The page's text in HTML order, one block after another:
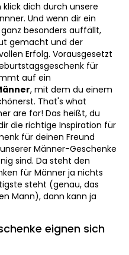
dich durch unsere
Und wenn dir ein
besonders auffällt,
gemacht und der
Erfolg. Vorausgesetzt
für
auf ein
, mit dem du einem
That's what
are for! Das heißt, du
die richtige Inspiration für
für deinen Freund
Männer-Geschenke
sind. Da steht den
für Männer ja nichts
steht (genau, das
Mann), dann kann ja
eignen sich